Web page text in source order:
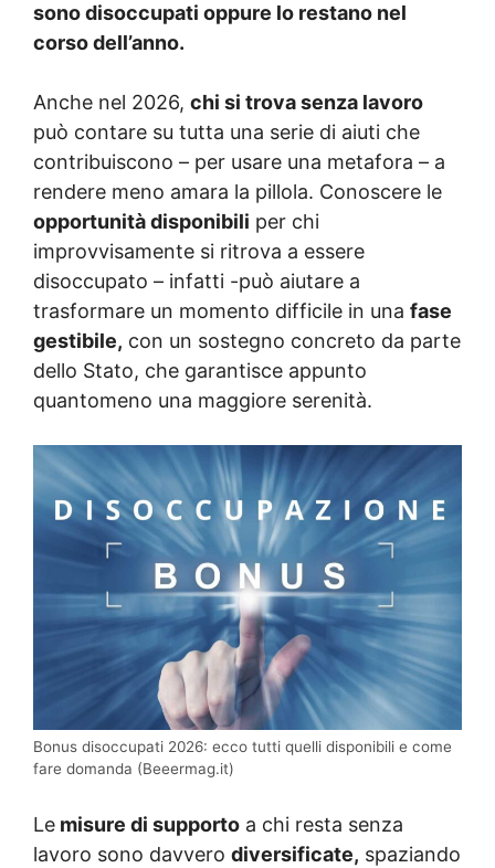
sono disoccupati oppure lo restano nel
corso dell’anno.
Anche nel 2026, chi si trova senza lavoro
può contare su tutta una serie di aiuti che
contribuiscono – per usare una metafora – a
rendere meno amara la pillola. Conoscere le
opportunità disponibili per chi
improvvisamente si ritrova a essere
disoccupato – infatti -può aiutare a
trasformare un momento difficile in una fase
gestibile, con un sostegno concreto da parte
dello Stato, che garantisce appunto
quantomeno una maggiore serenità.
Bonus disoccupati 2026: ecco tutti quelli disponibili e come
fare domanda (Beeermag.it)
Le misure di supporto a chi resta senza
lavoro sono davvero diversificate, spaziando